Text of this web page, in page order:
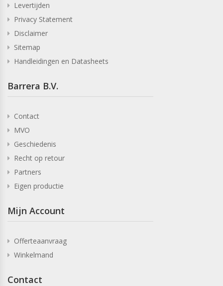
Levertijden
Privacy Statement
Disclaimer
Sitemap
Handleidingen en Datasheets
Barrera B.V.
Contact
MVO
Geschiedenis
Recht op retour
Partners
Eigen productie
Mijn Account
Offerteaanvraag
Winkelmand
Contact